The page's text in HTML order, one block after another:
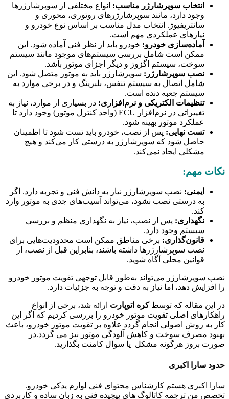
انتخاب سوپرشارژر مناسب: انواع مختلفی از سوپرشارژرها
وجود دارد، مانند سوپرشارژرهای روتوری، محوری و
سانتریفیوژ. انتخاب مدل مناسب بر اساس نوع خودرو و
نیازهای عملکردی مهم است.
آماده‌سازی خودرو: خودرو باید از نظر فنی آماده شود. این
ممکن است شامل بررسی سیستم‌های موجود مانند سیستم
سوخت، سیستم اگزوز و دیگر اجزای موتور باشد.
نصب سوپرشارژر: سوپرشارژر باید به موتور متصل شود. این
شامل اتصال به سیستم تنفس، بلبرینگ و در برخی موارد به
سیستم جعبه دنده است.
تنظیمات الکتریکی و نرم‌افزاری: در بسیاری از موارد، نیاز به
تغییراتی در نرم‌افزار ECU (واحد کنترل موتور) وجود دارد تا
عملکرد موتور بهینه شود.
تست نهایی: پس از نصب، خودرو باید تست شود تا اطمینان
حاصل شود که سوپرشارژر به درستی کار می‌کند و هیچ
مشکلی ایجاد نمی‌کند.
نکات مهم:
ایمنی: نصب سوپرشارژر نیاز به دانش فنی و تجربه دارد. اگر
به درستی نصب نشود، می‌تواند آسیب‌های جدی به موتور وارد
کند.
نگهداری: پس از نصب، نیاز به نگهداری منظم و بررسی
سیستم وجود دارد.
قانون‌گذاری: برخی مناطق ممکن است محدودیت‌هایی برای
نصب سوپرشارژرها داشته باشند، بنابراین قبل از نصب، از
قوانین محلی آگاه شوید.
نصب سوپرشارژر می‌تواند به‌طور قابل توجهی تقویت موتور خودرو
را افزایش دهد، اما نیاز به دقت و توجه به جزئیات دارد.
در این مقاله که توسط کره اتوپارت ارائه شد، برخی از انواع
راهکارهای اصلی تقویت موتور خودرو را بررسی کردیم که اگر این
کار به روش اصولی انجام گردد علاوه بر تقویت موتور خودرو، باعث
بهبود مصرف سوخت و کاهش آلودگی موتور نیز می گردد.در
صورت بروز هرگونه مشکل یا سوال کامنت بگذارید.
حدود سارا اکبری
سارا اکبری هستم کارشناس محتوای فنی لوازم یدکی خودرو.
تخصص من ترجمه کاتالوگ‌ های پیچیده فنی به زبان ساده و کاربردی